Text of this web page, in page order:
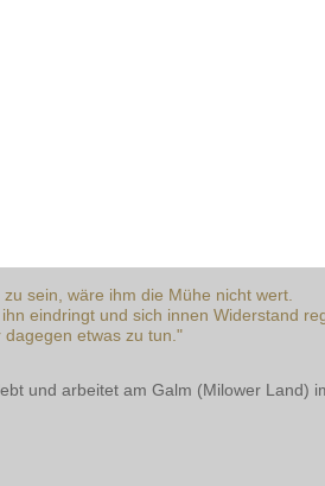
sein, wäre ihm die Mühe nicht wert.
eindringt und sich innen Widerstand
etwas zu tun."
und arbeitet am Galm (Milower Land)